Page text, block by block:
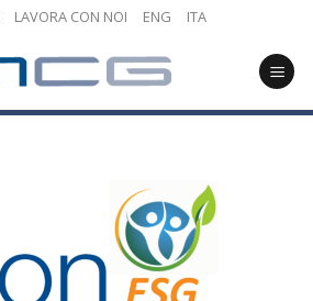
LAVORA CON NOI ENG ITA